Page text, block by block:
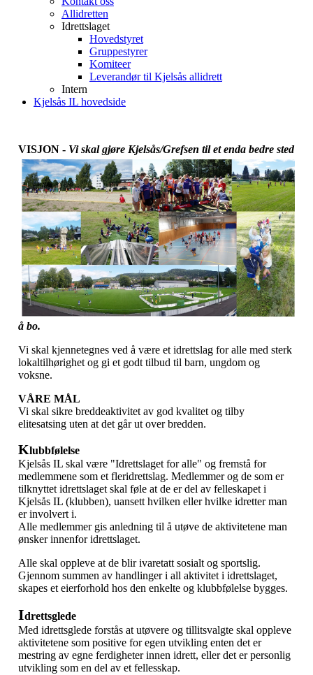
Allidretten
Idrettslaget
Hovedstyret
Gruppestyrer
Komiteer
Leverandør til Kjelsås allidrett
Intern
Kjelsås IL hovedside
VISJON - Vi skal gjøre Kjelsås/Grefsen til et enda bedre sted
å bo.
Vi skal kjennetegnes ved å være et idrettslag for alle med sterk
lokaltilhørighet og gi et godt tilbud til barn, ungdom og
voksne.
VÅRE MÅL
Vi skal sikre breddeaktivitet av god kvalitet og tilby
elitesatsing uten at det går ut over bredden.
Klubbfølelse
Kjelsås IL skal være "Idrettslaget for alle" og fremstå for
medlemmene som et fleridrettslag. Medlemmer og de som er
tilknyttet idrettslaget skal føle at de er del av felleskapet i
Kjelsås IL (klubben), uansett hvilken eller hvilke idretter man
er involvert i.
Alle medlemmer gis anledning til å utøve de aktivitetene man
ønsker innenfor idrettslaget.
Alle skal oppleve at de blir ivaretatt sosialt og sportslig.
Gjennom summen av handlinger i all aktivitet i idrettslaget,
skapes et eierforhold hos den enkelte og klubbfølelse bygges.
Idrettsglede
Med idrettsglede forstås at utøvere og tillitsvalgte skal oppleve
aktivitetene som positive for egen utvikling enten det er
mestring av egne ferdigheter innen idrett, eller det er personlig
utvikling som en del av et fellesskap.